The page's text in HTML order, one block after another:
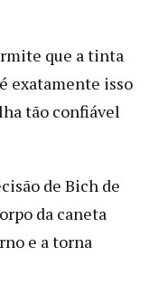
que a tinta
exatamente isso
tão confiável
de Bich de
da caneta
e a torna